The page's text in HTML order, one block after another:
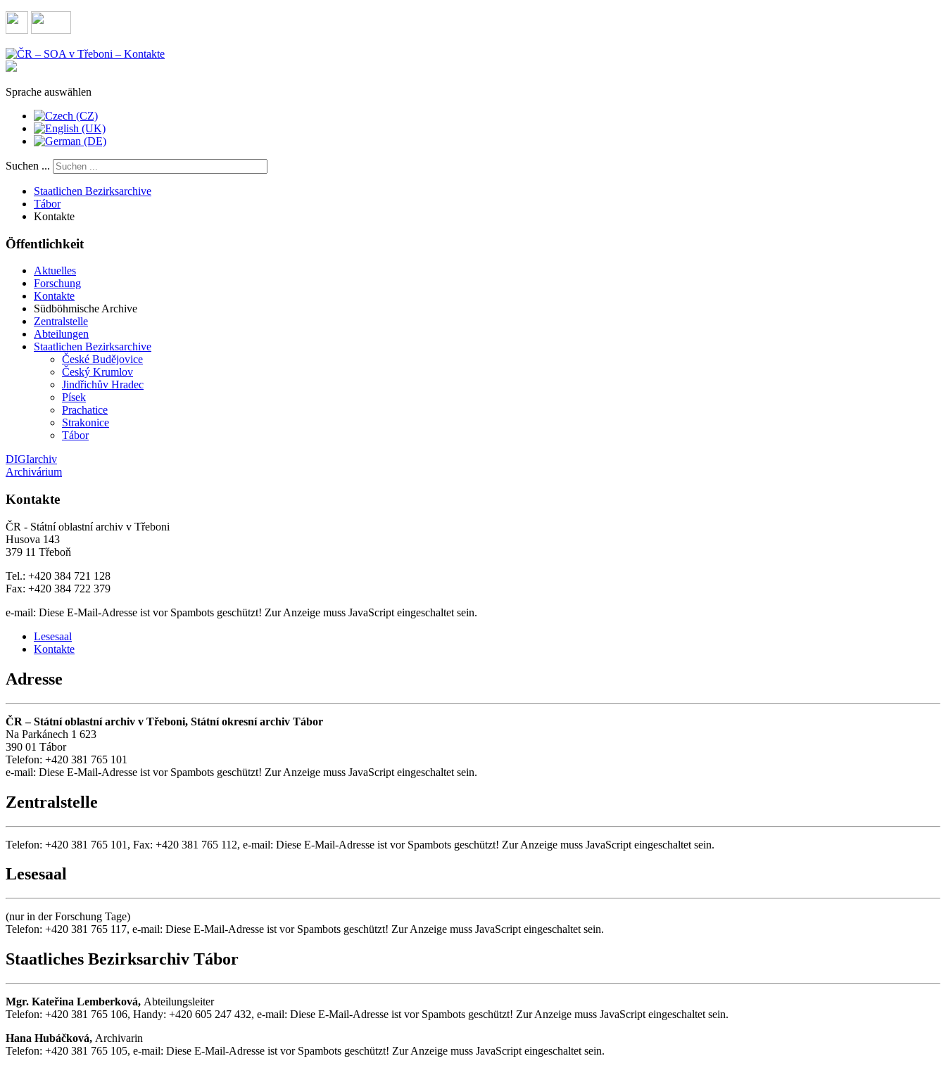
Sprache auswählen
Suchen ...
Staatlichen Bezirksarchive
Tábor
Kontakte
Öffentlichkeit
Aktuelles
Forschung
Kontakte
Südböhmische Archive
Zentralstelle
Abteilungen
Staatlichen Bezirksarchive
České Budějovice
Český Krumlov
Jindřichův Hradec
Písek
Prachatice
Strakonice
Tábor
DIGIarchiv
Archivárium
Kontakte
ČR - Státní oblastní archiv v Třeboni
Husova 143
379 11 Třeboň
Tel.: +420 384 721 128
Fax: +420 384 722 379
e-mail: Diese E-Mail-Adresse ist vor Spambots geschützt! Zur Anzeige muss JavaScript eingeschaltet sein.
Lesesaal
Kontakte
Adresse
ČR – Státní oblastní archiv v Třeboni, Státní okresní archiv Tábor
Na Parkánech 1 623
390 01 Tábor
Telefon: +420 381 765 101
e-mail: Diese E-Mail-Adresse ist vor Spambots geschützt! Zur Anzeige muss JavaScript eingeschaltet sein.
Zentralstelle
Telefon: +420 381 765 101, Fax: +420 381 765 112, e-mail: Diese E-Mail-Adresse ist vor Spambots geschützt! Zur Anzeige muss JavaScript eingeschaltet sein.
Lesesaal
(nur in der Forschung Tage)
Telefon: +420 381 765 117, e-mail: Diese E-Mail-Adresse ist vor Spambots geschützt! Zur Anzeige muss JavaScript eingeschaltet sein.
Staatliches Bezirksarchiv Tábor
Mgr. Kateřina Lemberková, Abteilungsleiter
Telefon: +420 381 765 106, Handy: +420 605 247 432, e-mail: Diese E-Mail-Adresse ist vor Spambots geschützt! Zur Anzeige muss JavaScript eingeschaltet sein.
Hana Hubáčková, Archivarin
Telefon: +420 381 765 105, e-mail: Diese E-Mail-Adresse ist vor Spambots geschützt! Zur Anzeige muss JavaScript eingeschaltet sein.